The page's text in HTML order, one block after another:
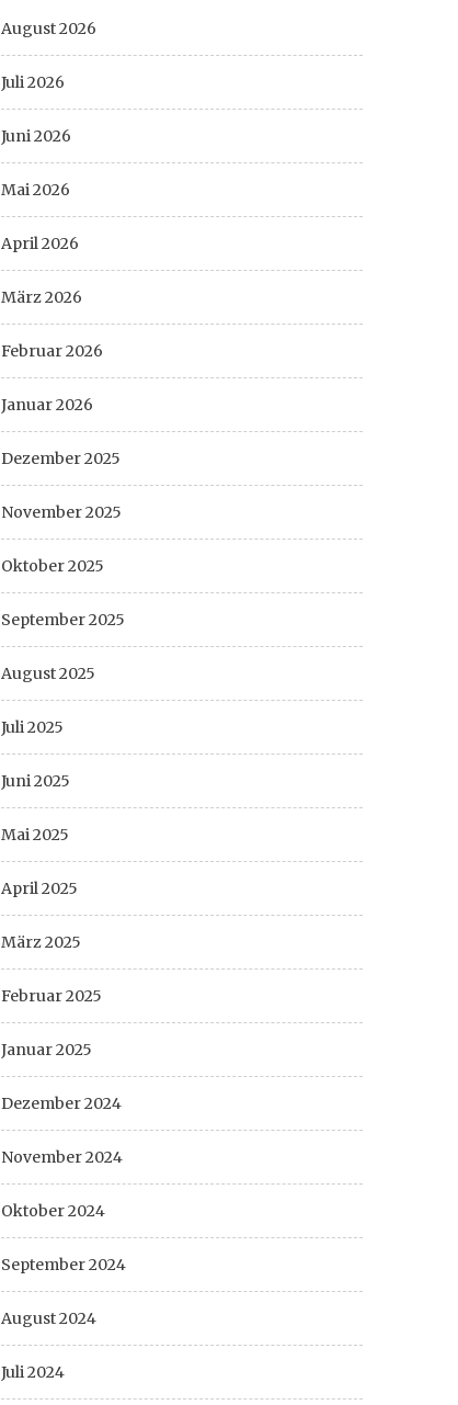
August 2026
Juli 2026
Juni 2026
Mai 2026
April 2026
März 2026
Februar 2026
Januar 2026
Dezember 2025
November 2025
Oktober 2025
September 2025
August 2025
Juli 2025
Juni 2025
Mai 2025
April 2025
März 2025
Februar 2025
Januar 2025
Dezember 2024
November 2024
Oktober 2024
September 2024
August 2024
Juli 2024